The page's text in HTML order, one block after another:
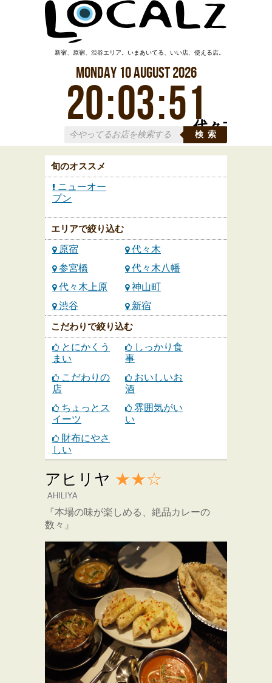
代々木
新宿、原宿、渋谷エリア。いまあいてる、いい店、使える店。
Monday 10August2026
20:03:51
検索
旬のオススメ
ニューオー
プン
エリアで絞り込む
原宿
代々木
参宮橋
代々木八幡
代々木上原
神山町
渋谷
新宿
こだわりで絞り込む
とにかくう
まい
しっかり食
事
こだわりの
店
おいしいお
酒
ちょっとス
イーツ
雰囲気がい
い
財布にやさ
しい
アヒリヤ ★★☆
AHILIYA
『本場の味が楽しめる、絶品カレーの
数々』